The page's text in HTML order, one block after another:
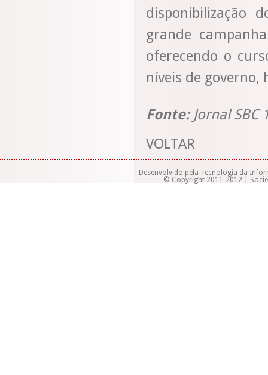
disponibilização
grande
oferecendo o
níveis de governo,
Fonte: Jornal SBC
VOLTAR
Desenvolvido pela Tecnologia da
© Copyright 2011-2012 |